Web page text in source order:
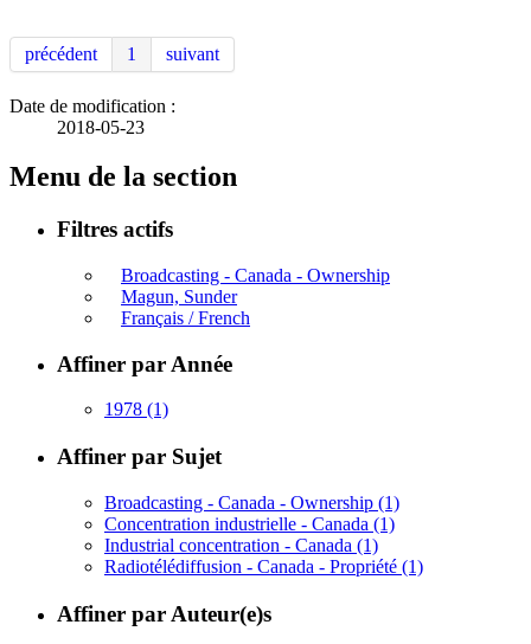
précédent 1 suivant
Date de modification :
2018-05-23
Menu de la section
Filtres actifs
Broadcasting - Canada - Ownership
Magun, Sunder
Français / French
Affiner par Année
1978 (1)
Affiner par Sujet
Broadcasting - Canada - Ownership (1)
Concentration industrielle - Canada (1)
Industrial concentration - Canada (1)
Radiotélédiffusion - Canada - Propriété (1)
Affiner par Auteur(e)s